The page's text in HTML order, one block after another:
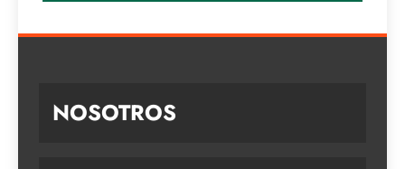
NOSOTROS